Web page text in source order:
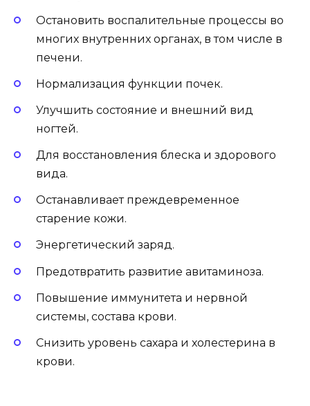
Остановить воспалительные процессы во
многих внутренних органах, в том числе в
печени.
Нормализация функции почек.
Улучшить состояние и внешний вид
ногтей.
Для восстановления блеска и здорового
вида.
Останавливает преждевременное
старение кожи.
Энергетический заряд.
Предотвратить развитие авитаминоза.
Повышение иммунитета и нервной
системы, состава крови.
Снизить уровень сахара и холестерина в
крови.